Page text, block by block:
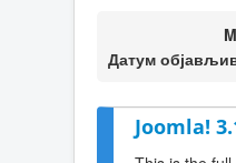
Joomla!